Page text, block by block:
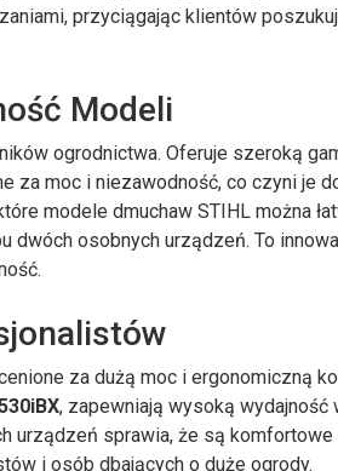
przyciągając klientów
Modeli
ogrodnictwa. Oferuje szeroką
za moc i niezawodność, co czyni je
modele dmuchaw STIHL można
dwóch osobnych urządzeń. To
za dużą moc i ergonomiczną
, zapewniają wysoką wydajność
urządzeń sprawia, że są
i osób dbających o duże ogrody.